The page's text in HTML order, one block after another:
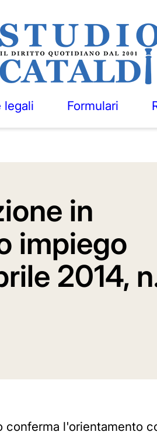
legali Formulari
in
impiego
2014,
l'orientamento